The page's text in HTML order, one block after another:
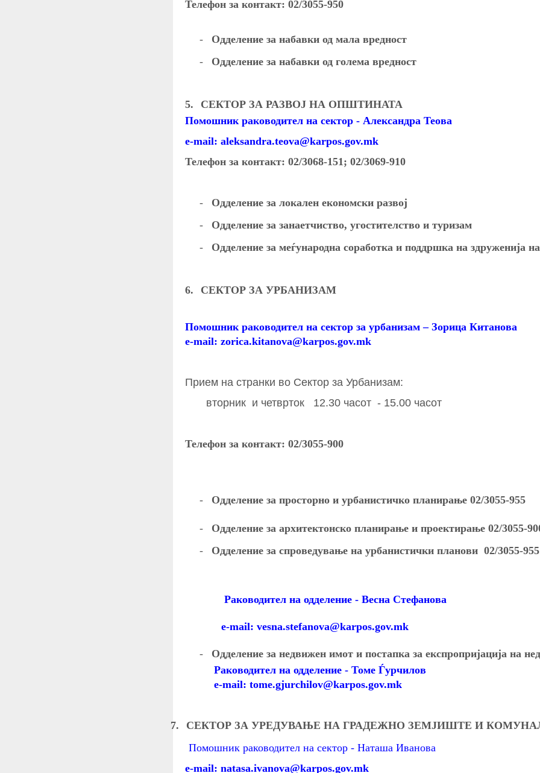
Телефон за контакт: 02/3055-950
-
Одделение за набавки од мала вредност
-
Одделение за набавки од голема вредност
5.
СЕКТОР ЗА РАЗВОЈ НА ОПШТИНАТА
Помошник раководител на сектор - Александра Теова
e-mail: aleksandra.teova@karpos.gov.mk
Телефон за контакт: 02/3068-151; 02/3069-910
-
Одделение за локален економски развој
-
Одделение за занаетчиство, угостителство и туризам
-
Одделение за меѓународна соработка и поддршка на здруженија
6. СЕКТОР ЗА УРБАНИЗАМ
Помошник раководител на сектор за урбанизам – Зорица Китанова
e-mail: zorica.kitanova@karpos.gov.mk
Прием на странки во Сектор за Урбанизам:
вторник и четврток 12.30 часот - 15.00 часот
Телефон за контакт: 02/3055-900
- Одделение за просторно и урбанистичко планирање 02/3055-955
-
Одделение за архитектонско планирање и проектирање 02/3055-
-
Одделение за спроведување на урбанистички планови 02/3055-955
Раководител на одделение - Весна Стефанова
e-mail: vesna.stefanova@karpos.gov.mk
-
Одделение за недвижен имот и постапка за експропријација на
Раководител на одделение - Томе Ѓурчилов
e-mail: tome.gjurchilov@karpos.gov.mk
7.
СЕКТОР ЗА УРЕДУВАЊЕ НА ГРАДЕЖНО ЗЕМЈИШТЕ И
Помошник раководител на сектор - Наташа Иванова
e-mail: natasa.ivanova@karpos.gov.mk